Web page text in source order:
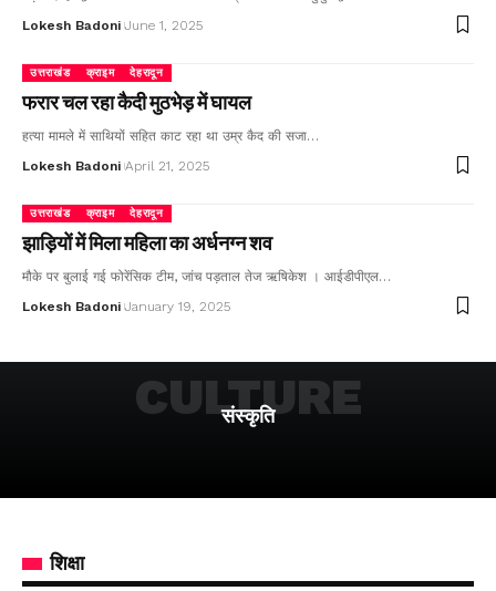
Lokesh Badoni June 1, 2025
उत्तराखंड क्राइम देहरादून
फरार चल रहा कैदी मुठभेड़ में घायल
हत्या मामले में साथियों सहित काट रहा था उम्र कैद की सजा…
Lokesh Badoni April 21, 2025
उत्तराखंड क्राइम देहरादून
झाड़ियों में मिला महिला का अर्धनग्न शव
मौके पर बुलाई गई फोरेंसिक टीम, जांच पड़ताल तेज ऋषिकेश । आईडीपीएल…
Lokesh Badoni January 19, 2025
संस्कृति
CULTURE
शिक्षा